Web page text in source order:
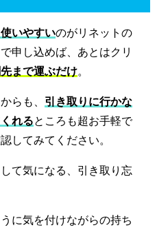
いやすいのがリネットの
申し込めば、あとはクリ
まで運ぶだけ。
らも、 引き取りに行かな
れるところも超お手軽で
してみてください。
て気になる、引き取り忘
に気を付けながらの持ち